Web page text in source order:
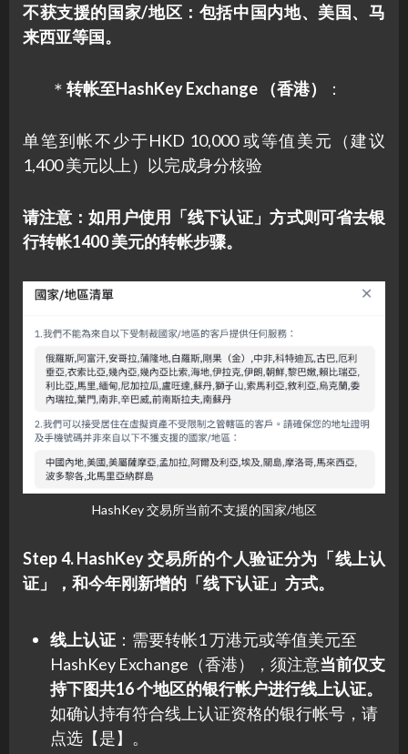
不获支援的国家/地区：包括中国内地、美国、马
来西亚等国。
＊ 转帐至HashKey Exchange （香港） ：
单笔到帐不少于HKD 10,000 或等值美元（建议
1,400 美元以上）以完成身分核验
请注意：如用户使用「线下认证」方式则可省去银
行转帐1400 美元的转帐步骤。
HashKey 交易所当前不支援的国家/地区
Step 4. HashKey 交易所的个人验证分为「线上认
证」，和今年刚新增的「线下认证」方式。
线上认证 ：需要转帐1 万港元或等值美元至
HashKey Exchange（香港），须注意当前仅支
持下图共16 个地区的银行帐户进行线上认证。
如确认持有符合线上认证资格的银行帐号，请
点选【是】。